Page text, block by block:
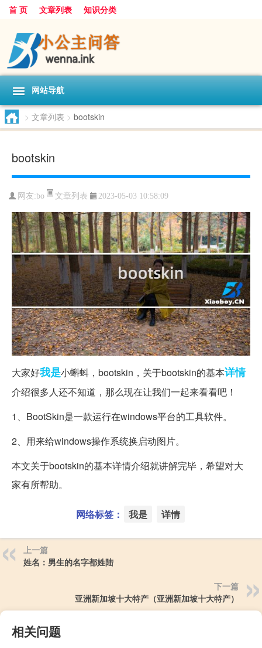
首 页 文章列表 知识分类
网站导航
> 文章列表 > bootskin
bootskin
网友:bo 文章列表 2023-05-03 10:58:09
大家好我是小蝌蚪，bootskin，关于bootskin的基本详情
介绍很多人还不知道，那么现在让我们一起来看看吧！
1、BootSkin是一款运行在windows平台的工具软件。
2、用来给windows操作系统换启动图片。
本文关于bootskin的基本详情介绍就讲解完毕，希望对大
家有所帮助。
网络标签： 我是 详情
上一篇
姓名：男生的名字都姓陆
下一篇
亚洲新加坡十大特产（亚洲新加坡十大特产）
相关问题